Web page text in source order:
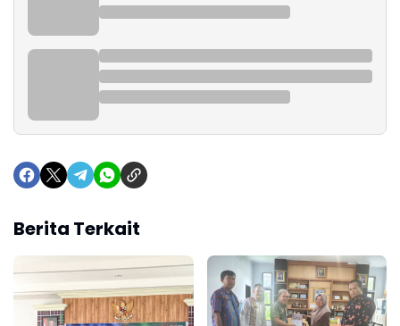
Berita Terkait